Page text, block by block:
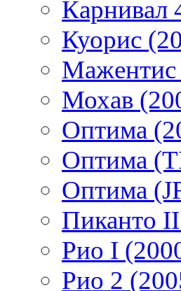
Карнивал
Куорис
Мохав
Оптима
Оптима
Оптима
Пиканто
Рио I
Рио 2